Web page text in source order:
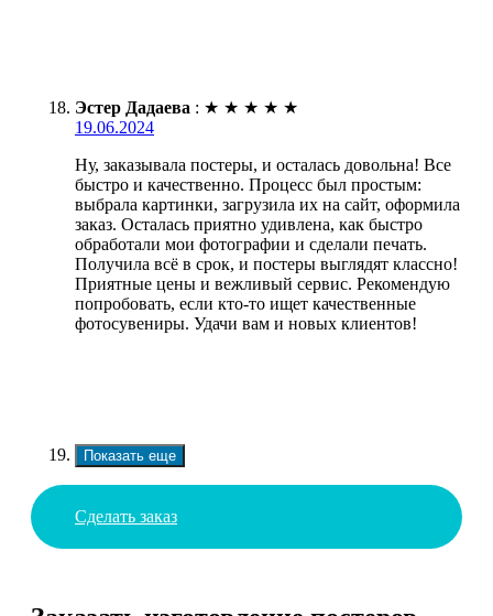
Эстер Дадаева : ★ ★ ★ ★ ★
19.06.2024
Ну, заказывала постеры, и осталась довольна! Все
быстро и качественно. Процесс был простым:
выбрала картинки, загрузила их на сайт, оформила
заказ. Осталась приятно удивлена, как быстро
обработали мои фотографии и сделали печать.
Получила всё в срок, и постеры выглядят классно!
Приятные цены и вежливый сервис. Рекомендую
попробовать, если кто-то ищет качественные
фотосувениры. Удачи вам и новых клиентов!
Показать еще
Сделать заказ